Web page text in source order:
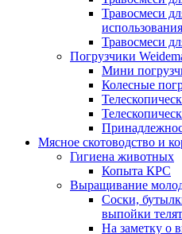
Травосмеси
использования
Травосмеси
Погрузчики
Мини
Колесные
Мясное скотоводство и
Гигиена животных
Копыта КРС
Выращивание
Соски,
выпойки телят
На заметку о